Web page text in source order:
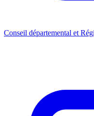
Conseil départemental et